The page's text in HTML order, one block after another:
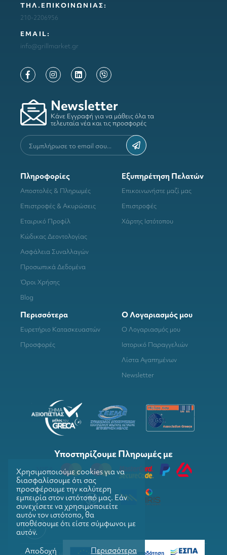
ΤΗΛ.ΕΠΙΚΟΙΝΩΝΙΑΣ:
210-2206956
ΕΜΑΙL:
info@grillmarket.gr
Newsletter
Κάνε Εγγραφή για να μάθεις όλα τα
τελευταία νέα και τις προσφορές
Πληροφορίες
Αποστολές & Πληρωμές
Επιστροφές & Ακυρώσεις
Εταιρικό Προφίλ
Κώδικας Δεοντολογίας
Ασφάλεια Συναλλαγών
Προσωπικά Δεδομένα
Όροι Χρήσης
Blog
Εξυπηρέτηση Πελατών
Επικοινωνήστε μαζί μας
Επιστροφές
Χάρτης Ιστότοπου
Περισσότερα
Ευρετήριο Κατασκευαστών
Προσφορές
Ο Λογαριασμός μου
Ο Λογαριασμός μου
Ιστορικό Παραγγελιών
Λίστα Αγαπημένων
Newsletter
Υποστηρίζουμε Πληρωμές με
Χρησιμοποιούμε cookies για να
διασφαλίσουμε ότι σας
προσφέρουμε την καλύτερη
εμπειρία στον ιστότοπό μας. Εάν
συνεχίσετε να χρησιμοποιείτε
αυτόν τον ιστότοπο, θα
υποθέσουμε ότι είστε σύμφωνοι με
αυτόν.
Αποδοχή
Περισσότερα